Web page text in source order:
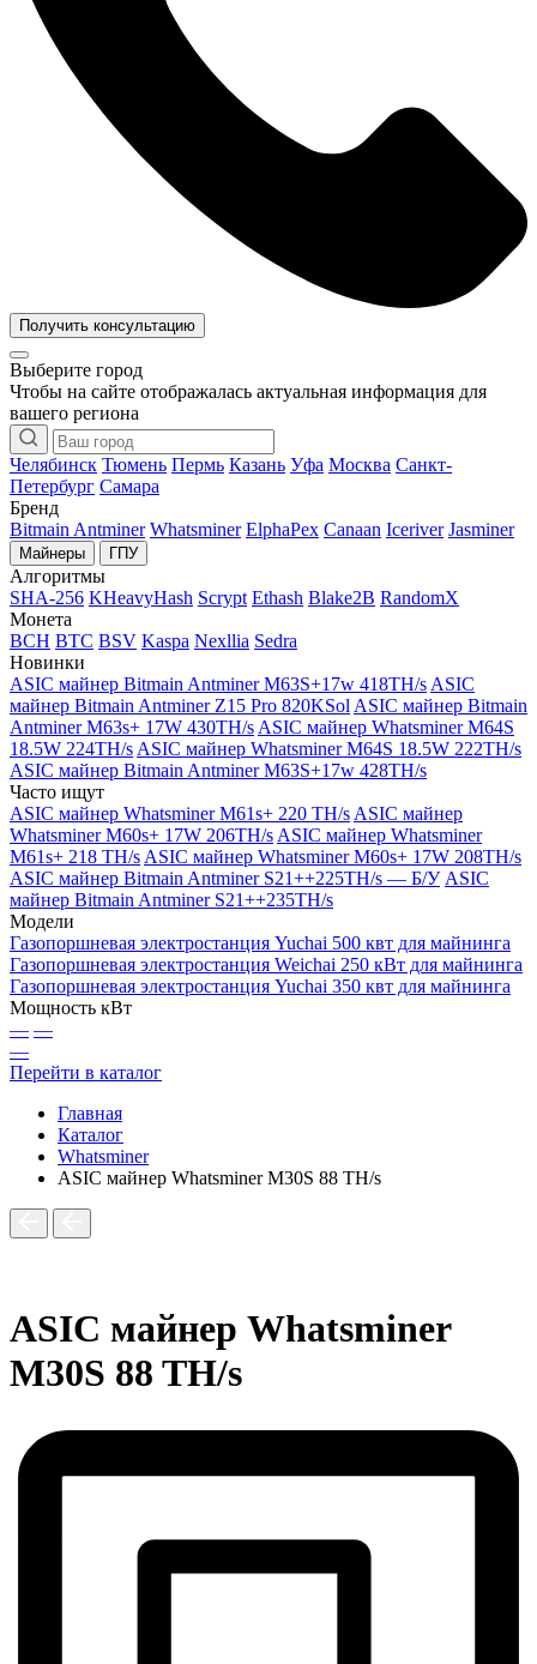
Получить консультацию
Выберите город
Чтобы на сайте отображалась актуальная информация для
вашего региона
Челябинск Тюмень Пермь Казань Уфа Москва Санкт-
Петербург Самара
Бренд
Bitmain Antminer Whatsminer ElphaPex Canaan Iceriver Jasminer
Майнеры ГПУ
Алгоритмы
SHA-256 KHeavyHash Scrypt Ethash Blake2B RandomX
Монета
BCH BTC BSV Kaspa Nexllia Sedra
Новинки
ASIC майнер Bitmain Antminer M63S+17w 418TH/s ASIC
майнер Bitmain Antminer Z15 Pro 820KSol ASIC майнер Bitmain
Antminer M63s+ 17W 430TH/s ASIC майнер Whatsminer M64S
18.5W 224TH/s ASIC майнер Whatsminer M64S 18.5W 222TH/s
ASIC майнер Bitmain Antminer M63S+17w 428TH/s
Часто ищут
ASIC майнер Whatsminer M61s+ 220 TH/s ASIC майнер
Whatsminer M60s+ 17W 206TH/s ASIC майнер Whatsminer
M61s+ 218 TH/s ASIC майнер Whatsminer M60s+ 17W 208TH/s
ASIC майнер Bitmain Antminer S21++225TH/s — Б/У ASIC
майнер Bitmain Antminer S21++235TH/s
Модели
Газопоршневая электростанция Yuchai 500 квт для майнинга
Газопоршневая электростанция Weichai 250 кВт для майнинга
Газопоршневая электростанция Yuchai 350 квт для майнинга
Мощность кВт
— —
—
Перейти в каталог
Главная
Каталог
Whatsminer
ASIC майнер Whatsminer M30S 88 TH/s
ASIC майнер Whatsminer
M30S 88 TH/s